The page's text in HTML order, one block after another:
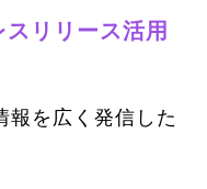
リリース活用
報を広く発信した